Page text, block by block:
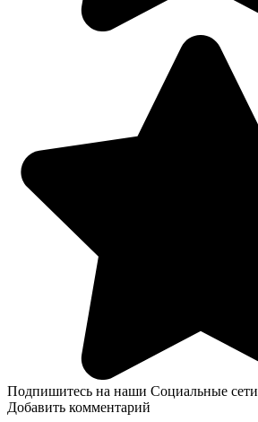
Подпишитесь на наши Социальные сети
Добавить комментарий